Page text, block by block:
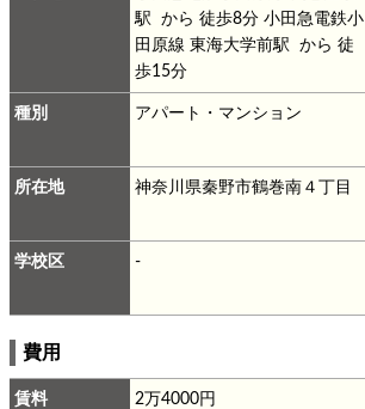
駅 から 徒歩8分小田急電鉄小
田原線 東海大学前駅 から 徒
歩15分
種別 アパート・マンション
所在地 神奈川県秦野市鶴巻南４丁目
学校区 -
費用
賃料 2万4000円